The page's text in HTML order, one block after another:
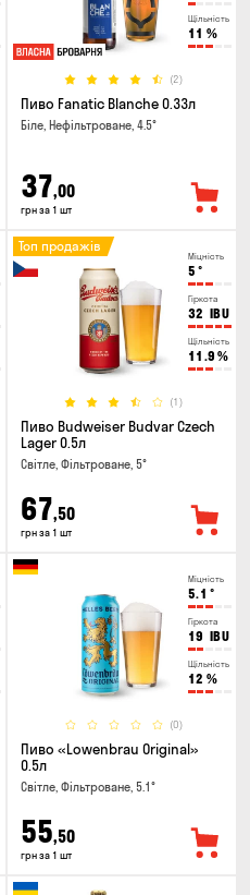
Щільність
11 %
(2)
Пиво Fanatic Blanche 0.33л
Біле, Нефільтроване, 4.5°
37,00
грн за 1 шт
Міцність
5 °
Гіркота
32 IBU
Щільність
11.9 %
(1)
Топ продажів
Пиво Budweiser Budvar Czech
Lager 0.5л
Світле, Фільтроване, 5°
67,50
грн за 1 шт
Міцність
5.1 °
Гіркота
19 IBU
Щільність
12 %
(0)
Пиво «Lowenbrau Original»
0.5л
Світле, Фільтроване, 5.1°
55,50
грн за 1 шт